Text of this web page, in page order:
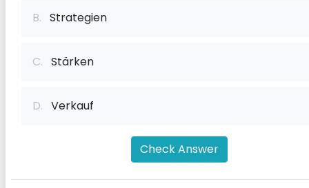
B. Strategien
C. Stärken
D. Verkauf
Check Answer